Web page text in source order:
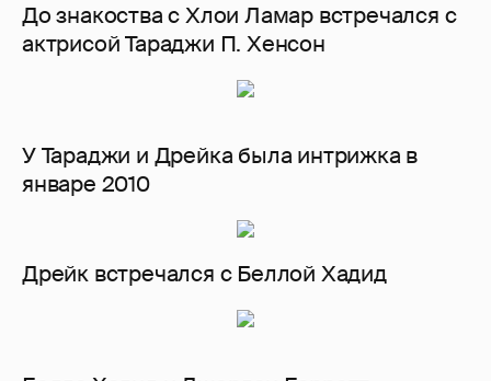
До знакоства с Хлои Ламар встречался с
актрисой Тараджи П. Хенсон
У Тараджи и Дрейка была интрижка в
январе 2010
Дрейк встречался с Беллой Хадид